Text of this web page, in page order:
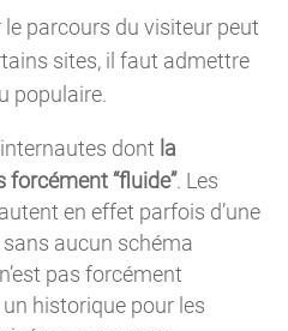
le parcours du visiteur peut
sites, il faut admettre
populaire.
dont la
forcément “fluide”. Les
en effet parfois d’une
sans aucun schéma
pas forcément
un historique pour les